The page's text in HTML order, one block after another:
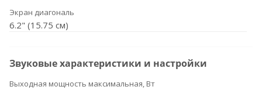
Экран диагональ
6.2" (15.75 см)
Звуковые характеристики и настройки
Выходная мощность максимальная, Вт